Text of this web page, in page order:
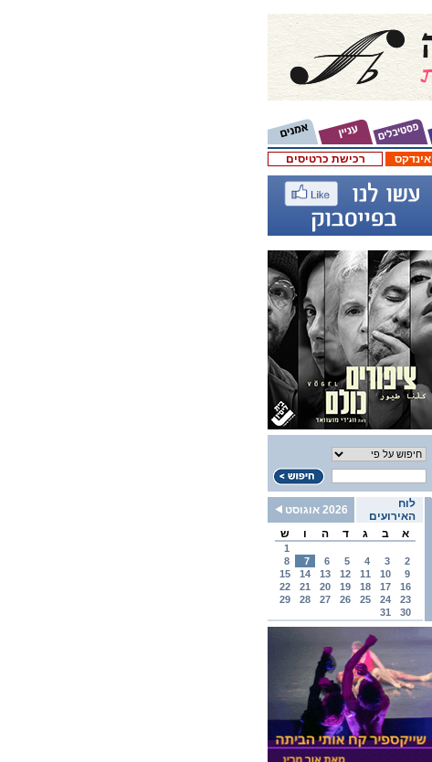
רכישת כרטיסים אינדקס
לוח
האירועים
2026 אוגוסט
א
ב ג ד ה ו ש
1
2
3
4
5
6
7
8
9
10
11
12
13
14
15
16
17
18
19
20
21
22
23
24
25
26
27
28
29
30
31